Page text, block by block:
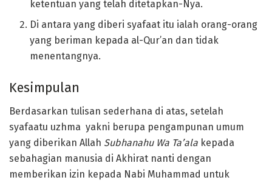
ketentuan yang telah ditetapkan-Nya.
Di antara yang diberi syafaat itu ialah orang-orang
yang beriman kepada al-Qur’an dan tidak
menentangnya.
Kesimpulan
Berdasarkan tulisan sederhana di atas, setelah
syafaatu uzhma yakni berupa pengampunan umum
yang diberikan Allah Subhanahu Wa Ta’ala kepada
sebahagian manusia di Akhirat nanti dengan
memberikan izin kepada Nabi Muhammad untuk